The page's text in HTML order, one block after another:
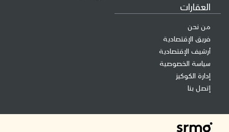
العقارات
من نحن
فريق الإقتصادية
أرشيف الإقتصادية
سياسة الخصوصية
إدارة الكوكيز
إتصل بنا